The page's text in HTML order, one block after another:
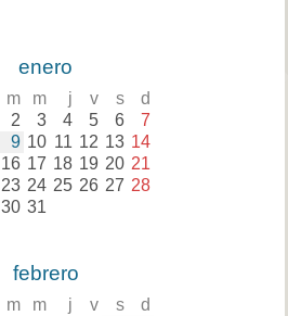
enero
m m j v s d
2 3 4 5 6 7
9 10 11 12 13 14
16 17 18 19 20 21
23 24 25 26 27 28
30 31
febrero
m m j v s d